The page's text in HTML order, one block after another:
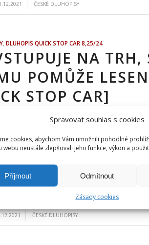
Spravovat souhlas s cookies
cookies, abychom Vám umožnili pohodlné
webu neustále zlepšovali jeho funkce, výkon a
Příjmout Odmítnout
Zásady cookies
ČESKÉ DLUHOPISY
, DLUHOPIS QUICK STOP CAR 8,25/24
NA TRH,
POMŮŽE
STOP CAR]
mu pomůže Lesensky.cz
ČESKÉ DLUHOPISY